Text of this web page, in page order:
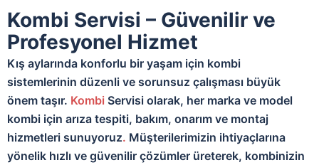
Kombi Servisi – Güvenilir ve
Profesyonel Hizmet
Kış aylarında konforlu bir yaşam için kombi
sistemlerinin düzenli ve sorunsuz çalışması büyük
önem taşır. Kombi Servisi olarak, her marka ve model
kombi için arıza tespiti, bakım, onarım ve montaj
hizmetleri sunuyoruz. Müşterilerimizin ihtiyaçlarına
yönelik hızlı ve güvenilir çözümler üreterek, kombinizin